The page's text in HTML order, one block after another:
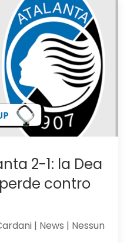
2-1: la Dea
contro
| News | Nessun